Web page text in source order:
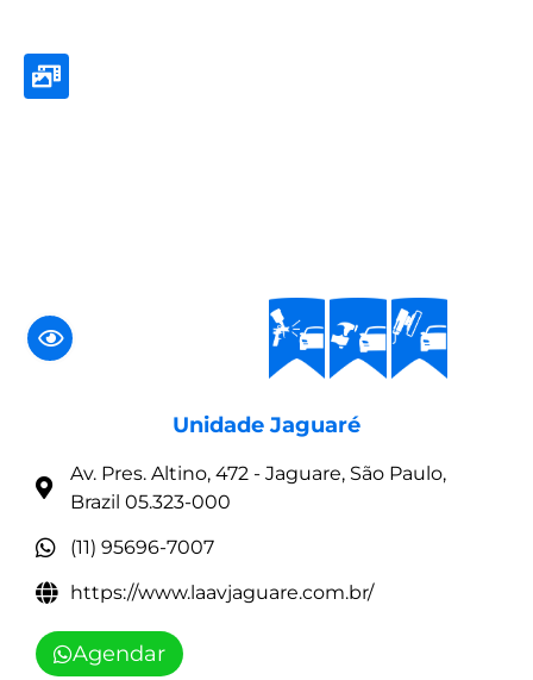
Unidade Jaguaré
Av. Pres. Altino, 472 - Jaguare, São Paulo,
Brazil 05.323-000
(11) 95696-7007
https://www.laavjaguare.com.br/
Agendar